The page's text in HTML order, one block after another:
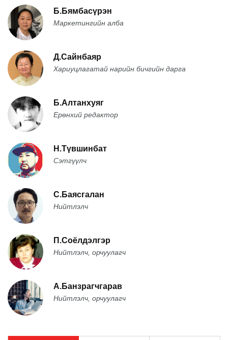
Б.Бямбасүрэн
Маркетингийн алба
Д.Сайнбаяр
Хариуцлагатай нарийн бичгийн дарга
Б.Алтанхуяг
Ерөнхий редактор
Н.Түвшинбат
Сэтгүүлч
С.Баясгалан
Нийтлэлч
П.Соёлдэлгэр
Нийтлэлч, орчуулагч
А.Банзрагчгарав
Нийтлэлч, орчуулагч